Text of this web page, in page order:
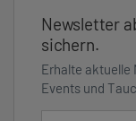
Newsletter
sichern.
Erhalte aktuelle
Events und